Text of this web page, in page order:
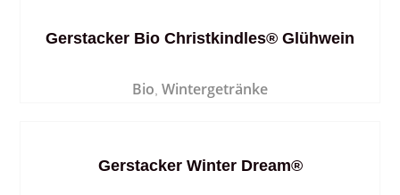
Bio Wintergetränke
Gerstacker Bio Christkindles® Glühwein
Gerstacker Winter Dream®